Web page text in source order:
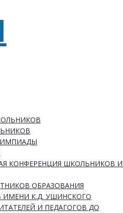
КОНФЕРЕНЦИЯ ШКОЛЬНИКОВ
ОБРАЗОВАНИЯ
ИМЕНИ К.Д. УШИНСКОГО
И ПЕДАГОГОВ ДО